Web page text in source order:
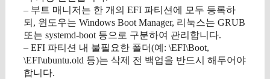
– 부트 매니저는 한 개의 EFI 파티션에 모두 등록하
되, 윈도우는 Windows Boot Manager, 리눅스는 GRUB
또는 systemd-boot 등으로 구분하여 관리합니다.
– EFI 파티션 내 불필요한 폴더(예: \EFI\Boot,
\EFI\ubuntu.old 등)는 삭제 전 백업을 반드시 해두어야
합니다.